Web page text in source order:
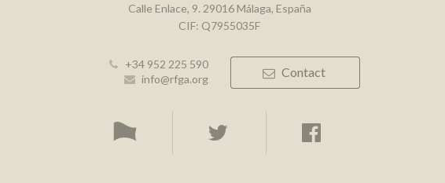
Calle Enlace, 9. 29016 Málaga, España
CIF: Q7955035F
+34 952 225 590
info@rfga.org
Contact